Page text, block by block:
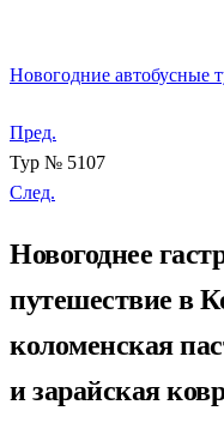
Новогодние автобусные
Пред.
Тур № 5107
След.
Новогоднее
путешествие в
коломенская
и зарайская